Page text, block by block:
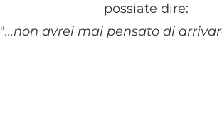
possiate dire:
"...non avrei mai pensato di